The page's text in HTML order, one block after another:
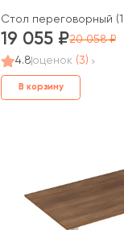
Стол переговорный
19 055
20 058
4.8 оценок (3)
В корзину